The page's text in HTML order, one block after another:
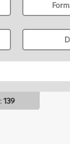
: 139